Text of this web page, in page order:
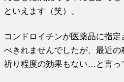
といえます（笑）。
コンドロイチンが医薬品に指
べきれませんでしたが、最近
祈り程度の効果もない…と言っ